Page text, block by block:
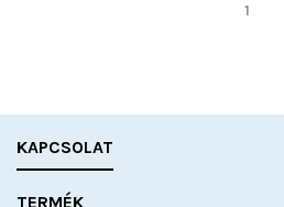
1
KAPCSOLAT
TERMÉK